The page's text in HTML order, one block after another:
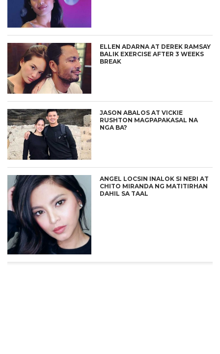
ELLEN ADARNA AT DEREK RAMSAY
BALIK EXERCISE AFTER 3 WEEKS
BREAK
JASON ABALOS AT VICKIE
RUSHTON MAGPAPAKASAL NA
NGA BA?
ANGEL LOCSIN INALOK SI NERI AT
CHITO MIRANDA NG MATITIRHAN
DAHIL SA TAAL